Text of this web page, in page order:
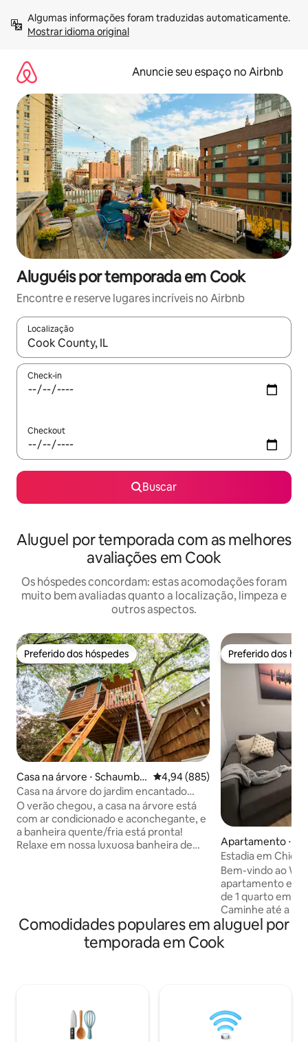
para
Mostrar idioma original
Anuncie seu espaço no Airbnb
Aluguéis por temporada em Cook
Encontre e reserve lugares incríveis no Airbnb
Localização
Quando os resultados estiverem disponíveis, explore-os
Check-in
Checkout
Buscar
Aluguel por temporada com as melhores
avaliações em Cook
Os hóspedes concordam: estas acomodações foram
muito bem avaliadas quanto a localização, limpeza e
outros aspectos.
Preferido dos hóspedes
Preferido dos hóspedes
Casa na árvore ⋅ Schaumbu
rg
4,94 de uma avaliação média de
4,94 (885)
Casa na árvore do jardim encantado
(comodidade*)
O verão chegou, a casa na árvore está
com ar condicionado e aconchegante, e
a banheira quente/fria está pronta!
Relaxe em nossa luxuosa banheira de
céu, a cachoeira cai no lago de carpas koi
e a mesa de fogo e as tochas brilham. O
riacho faz deste um refúgio de vida
Magazine nos classifica entre as 3
melhores estadias em Chgo!
Preferido dos
Preferido dos
Apartamento ⋅
Estadia em
Midway • CTA •
Bem-vindo ao
apartamento
de 1 quarto em
Caminhe até a
facilitar o acesso
Aeroporto
e às principais
câmeras de
maior
Comodidades populares em aluguel por
temporada em Cook